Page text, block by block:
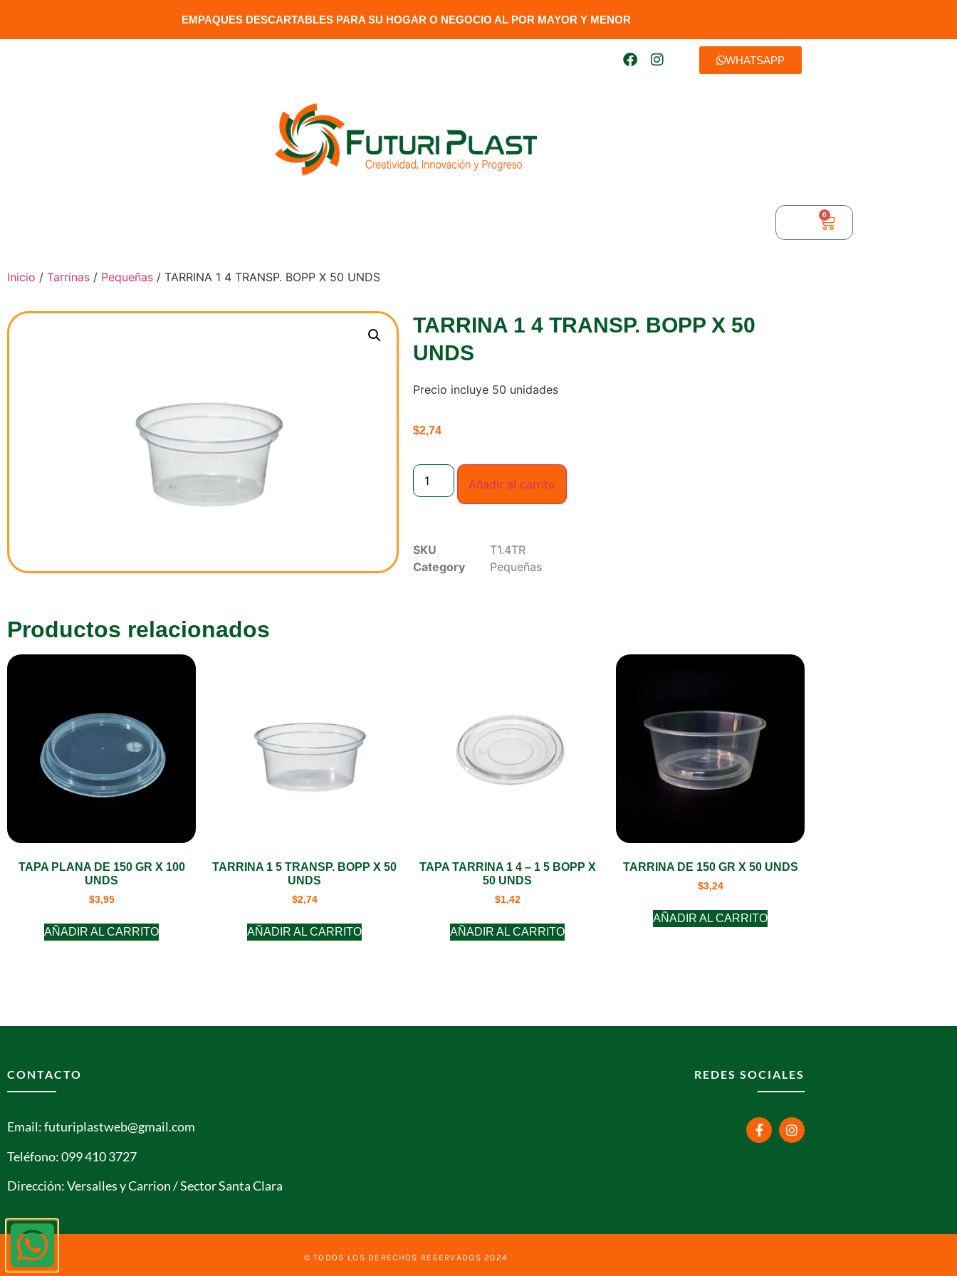
EMPAQUES DESCARTABLES PARA SU HOGAR O NEGOCIO AL POR MAYOR Y MENOR​
WHATSAPP
0
Inicio / Tarrinas / Pequeñas / TARRINA 1 4 TRANSP. BOPP X 50 UNDS
TARRINA 1 4 TRANSP. BOPP X 50
UNDS
Precio incluye 50 unidades
$2,74
Añadir al carrito
SKU
T1.4TR
Category
Pequeñas
Productos relacionados
TAPA PLANA DE 150 GR X 100
UNDS
$3,95
AÑADIR AL CARRITO
TARRINA 1 5 TRANSP. BOPP X 50
UNDS
$2,74
AÑADIR AL CARRITO
TAPA TARRINA 1 4 – 1 5 BOPP X
50 UNDS
$1,42
AÑADIR AL CARRITO
TARRINA DE 150 GR X 50 UNDS
$3,24
AÑADIR AL CARRITO
CONTACTO
Email: futuriplastweb@gmail.com
Teléfono: 099 410 3727
Dirección: Versalles y Carrion / Sector Santa Clara
REDES SOCIALES
© TODOS LOS DERECHOS RESERVADOS 2024